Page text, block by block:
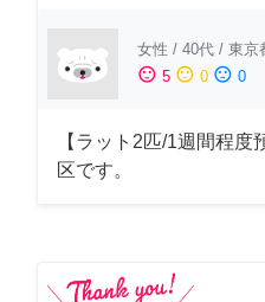
女性 / 40代 / 東京
sentiment_satisfied 5 sentiment_neutral 0 sentiment_dissatisfied 0
【ラット2匹/1週間程
区です。